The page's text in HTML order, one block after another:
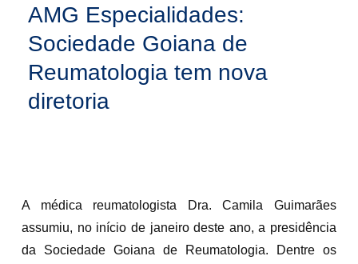
AMG Especialidades:
Sociedade Goiana de
Reumatologia tem nova
diretoria
A médica reumatologista Dra. Camila Guimarães
assumiu, no início de janeiro deste ano, a presidência
da Sociedade Goiana de Reumatologia. Dentre os